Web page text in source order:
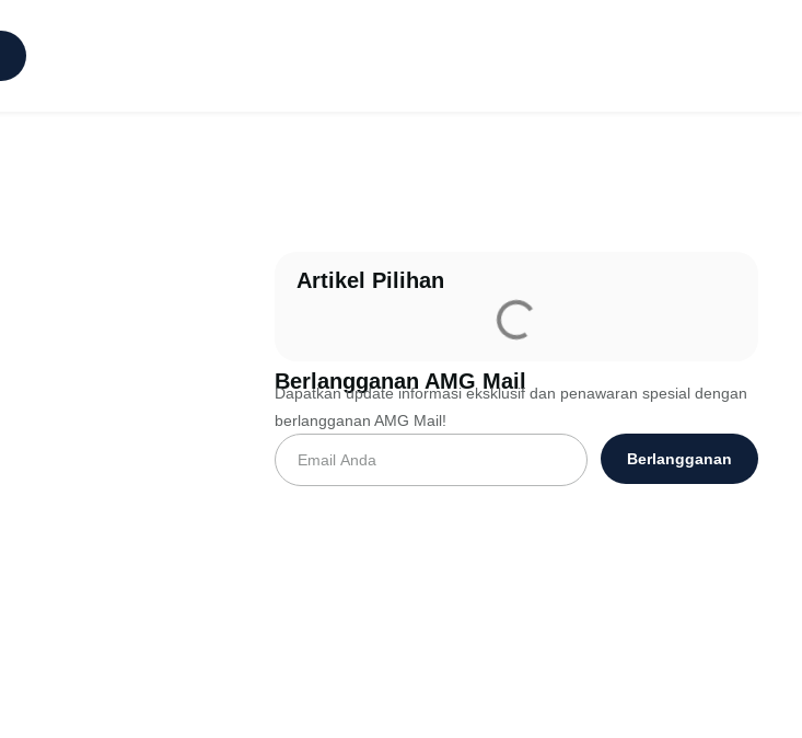
Artikel Pilihan
Berlangganan AMG Mail
Dapatkan update informasi eksklusif dan penawaran spesial dengan
berlangganan AMG Mail!
Berlangganan